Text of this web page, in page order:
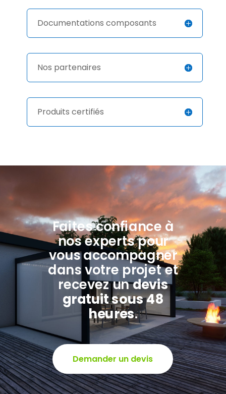
Documentations composants
Nos partenaires
Produits certifiés
Faites confiance à
nos experts pour
vous accompagner
dans votre projet et
recevez undevis
gratuit sous 48
heures.
Demander un devis